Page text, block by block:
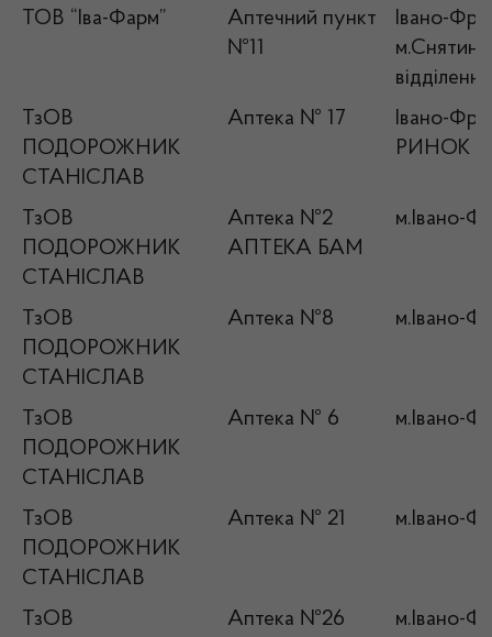
ТОВ “Іва-Фарм”
Аптечний пункт
№11
Івано-
м.Снятин,
ТзОВ
ПОДОРОЖНИК
СТАНІСЛАВ
Аптека № 17
Івано-
РИНОК ,
ТзОВ
ПОДОРОЖНИК
СТАНІСЛАВ
Аптека №2
АПТЕКА БАМ
м.Івано-
ТзОВ
ПОДОРОЖНИК
СТАНІСЛАВ
Аптека №8 м.Івано-
ТзОВ
ПОДОРОЖНИК
СТАНІСЛАВ
Аптека № 6 м.Івано-
ТзОВ
ПОДОРОЖНИК
СТАНІСЛАВ
Аптека № 21 м.Івано-
ТзОВ
Аптека №26 м.Івано-